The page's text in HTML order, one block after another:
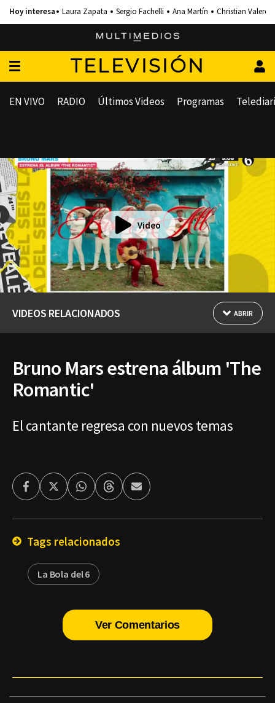
Laura Zapata Sergio Fachelli Ana Martín Christian Valero
TELEVISIÓN
EN VIVO RADIO Últimos Videos Programas
Video
VIDEOS RELACIONADOS ABRIR
Bruno Mars estrena álbum 'The
Romantic'
El cantante regresa con nuevos temas
FacebookTwitterWhatsappThreadsEnviar
por
Tags relacionados
La Bola del 6
Ver Comentarios